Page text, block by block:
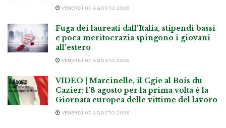
VENERDÌ 07 AGOSTO 2026
Fuga dei laureati dall’Italia, stipendi bassi
e poca meritocrazia spingono i giovani
all’estero
VENERDÌ 07 AGOSTO 2026
VIDEO | Marcinelle, il Cgie al Bois du
Cazier: l’8 agosto per la prima volta è la
Giornata europea delle vittime del lavoro
VENERDÌ 07 AGOSTO 2026